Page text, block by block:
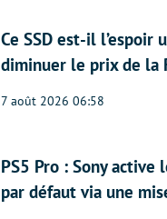
Ce SSD est-il l’espoir
diminuer le prix de la
7 août 2026 06:58
PS5 Pro : Sony active
par défaut via une